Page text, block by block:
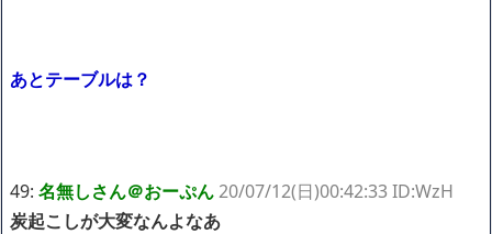
あとテーブルは？
49: 名無しさん＠おーぷん20/07/12(日)00:42:33 ID:WzH
炭起こしが大変なんよなあ